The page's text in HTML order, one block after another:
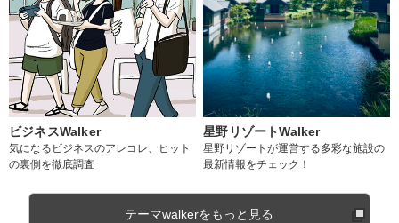
ビジネスWalker
気になるビジネスのアレコレ、ヒット
の裏側を徹底調査
星野リゾートWalker
星野リゾートが運営する多彩な施設の
最新情報をチェック！
テーマwalkerをもっと見る